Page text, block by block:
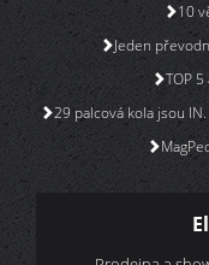
10
Jeden
TOP
29 palcová kola jsou